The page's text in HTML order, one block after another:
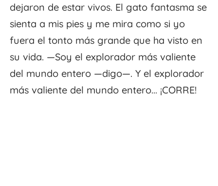
dejaron de estar vivos. El gato fantasma se
sienta a mis pies y me mira como si yo
fuera el tonto más grande que ha visto en
su vida. —Soy el explorador más valiente
del mundo entero —digo—. Y el explorador
más valiente del mundo entero... ¡CORRE!